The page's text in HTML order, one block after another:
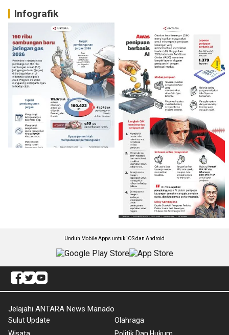
Infografik
Unduh Mobile Apps untuk iOS dan Android
Jelajahi ANTARA News Manado
Sulut Update
Olahraga